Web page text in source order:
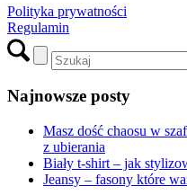
Polityka prywatności
Regulamin
Najnowsze posty
Masz dość chaosu w
z ubierania
Biały t-shirt – jak
Jeansy – fasony które